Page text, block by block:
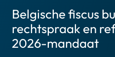
Belgische fiscus
rechtspraak en
2026-mandaat